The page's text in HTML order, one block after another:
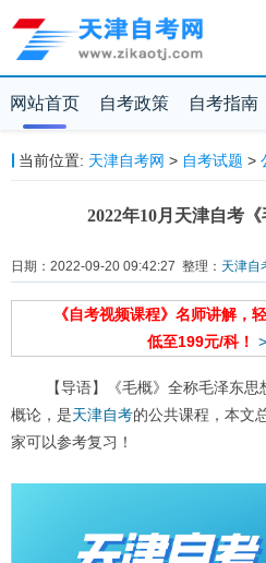
网站首页 自考政策 自考指南
当前位置: 天津自考网 > 自考试题 >
2022年10月天津自考
日期：2022-09-20 09:42:27 整理： 天津自
《自考视频课程》名师讲解，
低至199元/科！
【导语】《毛概》全称毛泽东思
概论，是天津自考的公共课程，本文
家可以参考复习！